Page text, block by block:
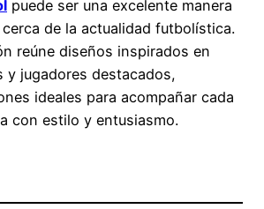
puede ser una excelente manera
de la actualidad futbolística.
reúne diseños inspirados en
y jugadores destacados,
ideales para acompañar cada
con estilo y entusiasmo.